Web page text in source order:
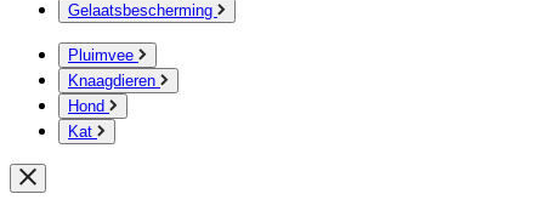
Gelaatsbescherming
Pluimvee
Knaagdieren
Hond
Kat